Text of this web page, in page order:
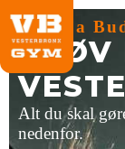
Bring a
PRØV
Alt du skal
nedenfor.